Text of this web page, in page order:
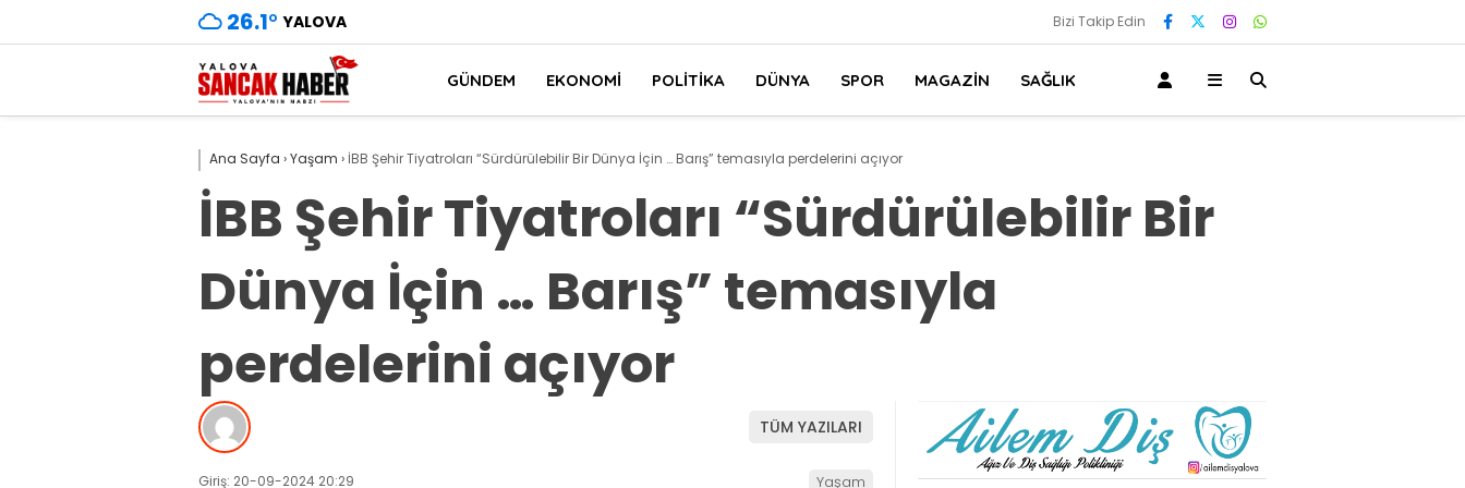
26.1° YALOVA Bizi Takip Edin
GÜNDEM EKONOMI POLITIKA DÜNYA SPOR MAGAZIN SAĞLIK
Ana Sayfa ›Yaşam › İBB Şehir Tiyatroları “Sürdürülebilir Bir Dünya İçin … Barış” temasıyla perdelerini açıyor
İBB Şehir Tiyatroları “Sürdürülebilir Bir
Dünya İçin … Barış” temasıyla
perdelerini açıyor
TÜM YAZILARI
Giriş: 20-09-2024 20:29 Yaşam